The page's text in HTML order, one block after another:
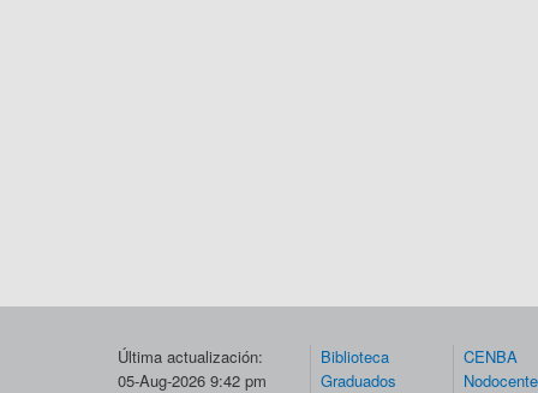
Última actualización:
05-Aug-2026 9:42 pm
Biblioteca
Graduados
CENBA